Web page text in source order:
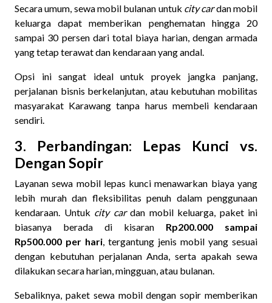
Secara umum, sewa mobil bulanan untuk city cardan mobil
keluarga dapat memberikan penghematan hingga 20
sampai 30 persen dari total biaya harian, dengan armada
yang tetap terawat dan kendaraan yang andal.
Opsi ini sangat ideal untuk proyek jangka panjang,
perjalanan bisnis berkelanjutan, atau kebutuhan mobilitas
masyarakat Karawang tanpa harus membeli kendaraan
sendiri.
3. Perbandingan: Lepas Kunci vs.
Dengan Sopir
Layanan sewa mobil lepas kunci menawarkan biaya yang
lebih murah dan fleksibilitas penuh dalam penggunaan
kendaraan. Untuk city cardan mobil keluarga, paket ini
biasanya berada di kisaran Rp200.000 sampai
Rp500.000 per hari , tergantung jenis mobil yang sesuai
dengan kebutuhan perjalanan Anda, serta apakah sewa
dilakukan secara harian, mingguan, atau bulanan.
Sebaliknya, paket sewa mobil dengan sopir memberikan